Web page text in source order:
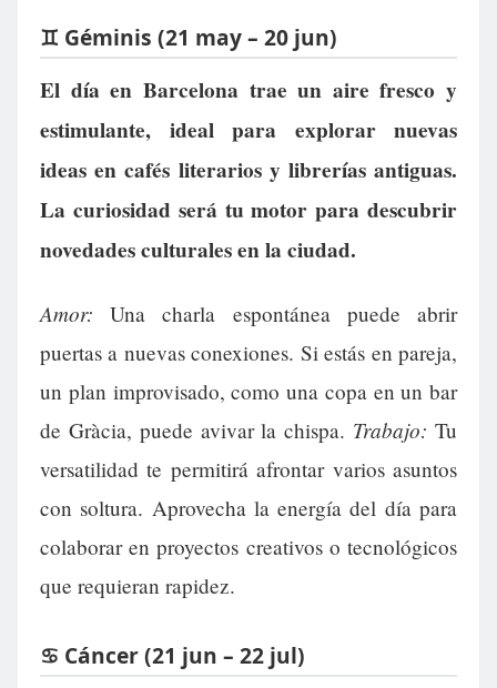
♊ Géminis (21 may – 20 jun)
El día en Barcelona trae un aire fresco y
estimulante, ideal para explorar nuevas
ideas en cafés literarios y librerías antiguas.
La curiosidad será tu motor para descubrir
novedades culturales en la ciudad.
Amor: Una charla espontánea puede abrir
puertas a nuevas conexiones. Si estás en pareja,
un plan improvisado, como una copa en un bar
de Gràcia, puede avivar la chispa. Trabajo: Tu
versatilidad te permitirá afrontar varios asuntos
con soltura. Aprovecha la energía del día para
colaborar en proyectos creativos o tecnológicos
que requieran rapidez.
♋ Cáncer (21 jun – 22 jul)